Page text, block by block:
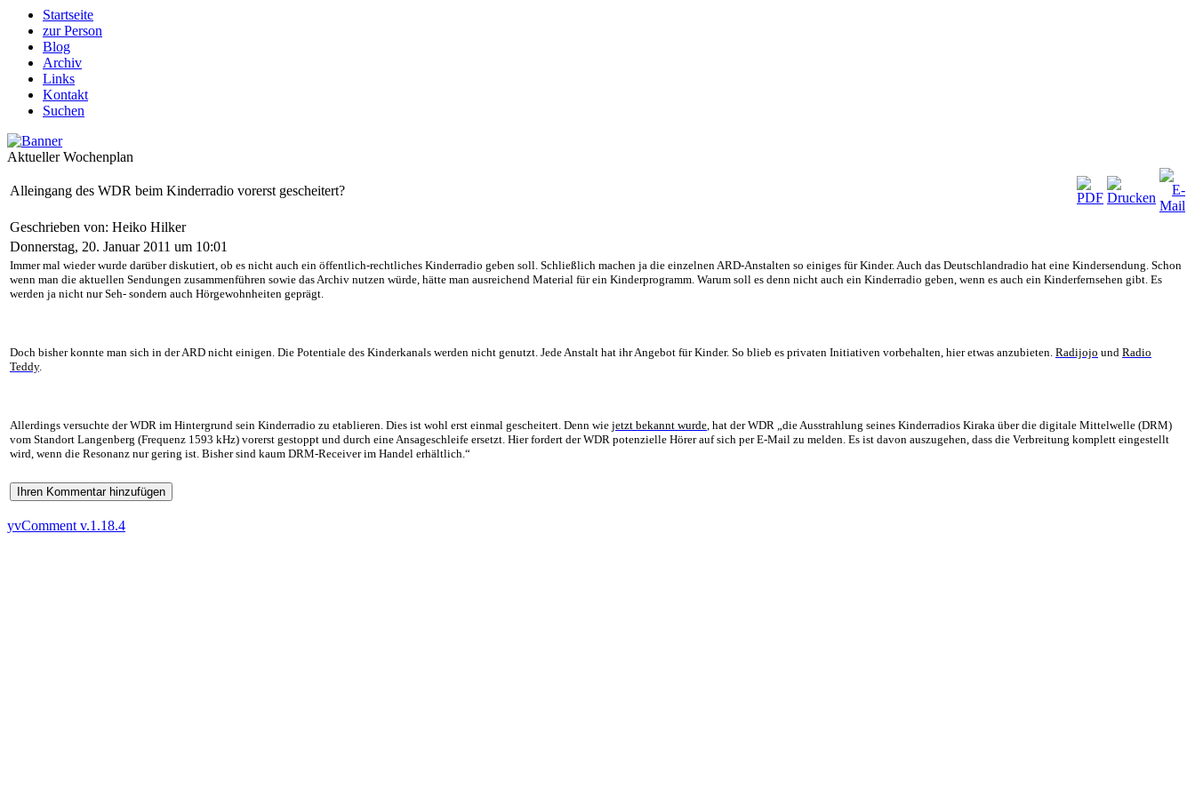
Startseite
zur Person
Blog
Archiv
Links
Kontakt
Suchen
Aktueller Wochenplan
Alleingang des WDR beim Kinderradio vorerst gescheitert?
Geschrieben von: Heiko Hilker
Donnerstag, 20. Januar 2011 um 10:01
Immer mal wieder wurde darüber diskutiert, ob es nicht auch ein öffentlich-rechtliches Kinderradio geben soll. Schließlich machen ja die einzelnen ARD-Anstalten so einiges für Kinder. Auch das Deutschlandradio hat eine Kindersendung. Schon
wenn man die aktuellen Sendungen zusammenführen sowie das Archiv nutzen würde, hätte man ausreichend Material für ein Kinderprogramm. Warum soll es denn nicht auch ein Kinderradio geben, wenn es auch ein Kinderfernsehen gibt. Es
werden ja nicht nur Seh- sondern auch Hörgewohnheiten geprägt.
Doch bisher konnte man sich in der ARD nicht einigen. Die Potentiale des Kinderkanals werden nicht genutzt. Jede Anstalt hat ihr Angebot für Kinder. So blieb es privaten Initiativen vorbehalten, hier etwas anzubieten. Radijojo und Radio
Teddy.
Allerdings versuchte der WDR im Hintergrund sein Kinderradio zu etablieren. Dies ist wohl erst einmal gescheitert. Denn wie jetzt bekannt wurde, hat der WDR „die Ausstrahlung seines Kinderradios Kiraka über die digitale Mittelwelle (DRM)
vom Standort Langenberg (Frequenz 1593 kHz) vorerst gestoppt und durch eine Ansageschleife ersetzt. Hier fordert der WDR potenzielle Hörer auf sich per E-Mail zu melden. Es ist davon auszugehen, dass die Verbreitung komplett eingestellt
wird, wenn die Resonanz nur gering ist. Bisher sind kaum DRM-Receiver im Handel erhältlich.“
Ihren Kommentar hinzufügen
yvComment v.1.18.4